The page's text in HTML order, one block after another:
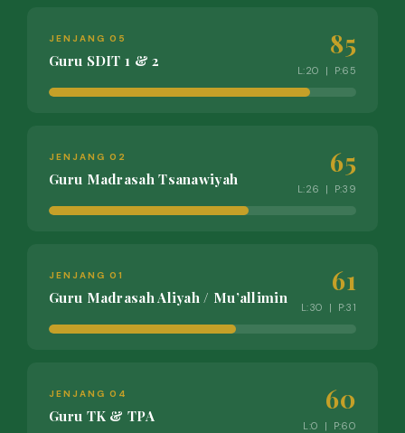
JENJANG 05
Guru SDIT 1 & 2
85
L:20 | P:65
JENJANG 02
Guru Madrasah Tsanawiyah
65
L:26 | P:39
JENJANG 01
Guru Madrasah Aliyah / Mu’allimin
61
L:30 | P:31
JENJANG 04
Guru TK & TPA
60
L:0 | P:60